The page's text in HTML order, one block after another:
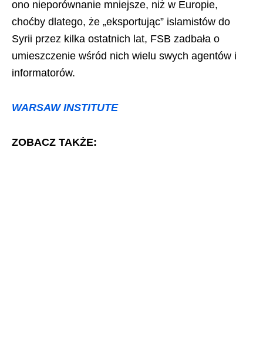
ono nieporównanie mniejsze, niż w Europie,
choćby dlatego, że „eksportując” islamistów do
Syrii przez kilka ostatnich lat, FSB zadbała o
umieszczenie wśród nich wielu swych agentów i
informatorów.
WARSAW INSTITUTE
ZOBACZ TAKŻE: